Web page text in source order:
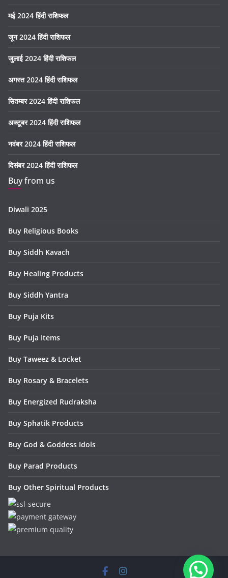
मई 2024 हिंदी राशिफल
जून 2024 हिंदी राशिफल
जुलाई 2024 हिंदी राशिफल
अगस्त 2024 हिंदी राशिफल
सितम्बर 2024 हिंदी राशिफल
अक्टूबर 2024 हिंदी राशिफल
नवंबर 2024 हिंदी राशिफल
दिसंबर 2024 हिंदी राशिफल
Buy from us
Diwali 2025
Buy Religious Books
Buy Siddh Kavach
Buy Healing Products
Buy Siddh Yantra
Buy Puja Kits
Buy Puja Items
Buy Taweez & Locket
Buy Rosary & Bracelets
Buy Energized Rudraksha
Buy Sphatik Products
Buy God & Goddess Idols
Buy Parad Products
Buy Other Spiritual Products